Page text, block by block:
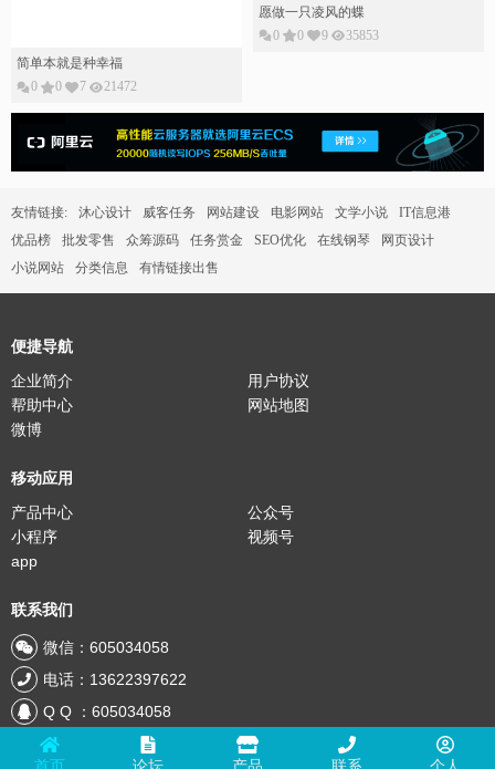
简单本就是种幸福
0
0 7 21472
愿做一只凌风的蝶
0
0 9 35853
友情链接: 沐心设计 威客任务 网站建设 电影网站 文学小说
IT信息港
优品榜
批发零售 众筹源码 任务赏金 SEO优化 在线钢琴
网页设计
小说网站
分类信息 有情链接出售
便捷导航
企业简介
用户协议
帮助中心
网站地图
微博
移动应用
产品中心
公众号
小程序
视频号
app
联系我们
微信：605034058
电话：13622397622
Q Q ：605034058
邮箱：605034058@qq.com